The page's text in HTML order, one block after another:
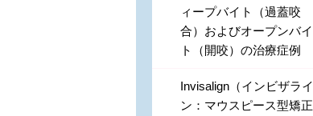
ィープバイト（過蓋咬
合）およびオープンバイ
ト（開咬）の治療症例
Invisalign（インビザライ
ン：マウスピース型矯正